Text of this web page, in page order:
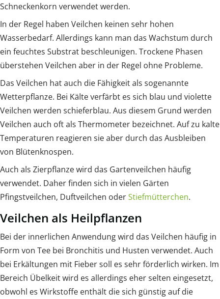
Schneckenkorn verwendet werden.
In der Regel haben Veilchen keinen sehr hohen
Wasserbedarf. Allerdings kann man das Wachstum durch
ein feuchtes Substrat beschleunigen. Trockene Phasen
überstehen Veilchen aber in der Regel ohne Probleme.
Das Veilchen hat auch die Fähigkeit als sogenannte
Wetterpflanze. Bei Kälte verfärbt es sich blau und violette
Veilchen werden schieferblau. Aus diesem Grund werden
Veilchen auch oft als Thermometer bezeichnet. Auf zu kalte
Temperaturen reagieren sie aber durch das Ausbleiben
von Blütenknospen.
Auch als Zierpflanze wird das Gartenveilchen häufig
verwendet. Daher finden sich in vielen Gärten
Pfingstveilchen, Duftveilchen oderStiefmütterchen.
Veilchen als Heilpflanzen
Bei der innerlichen Anwendung wird das Veilchen häufig in
Form von Tee bei Bronchitis und Husten verwendet. Auch
bei Erkältungen mit Fieber soll es sehr förderlich wirken. Im
Bereich Übelkeit wird es allerdings eher selten eingesetzt,
obwohl es Wirkstoffe enthält die sich günstig auf die